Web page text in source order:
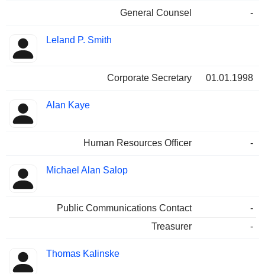
General Counsel -
Leland P. Smith
Corporate Secretary 01.01.1998
Alan Kaye
Human Resources Officer -
Michael Alan Salop
Public Communications Contact
-
Treasurer
-
Thomas Kalinske